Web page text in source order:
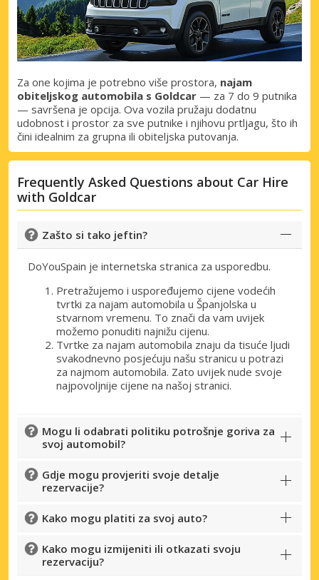
Prijava putem eLinka
Za one kojima je potrebno više prostora, najam
obiteljskog automobila s Goldcar — za 7 do 9 putnika
— savršena je opcija. Ova vozila pružaju dodatnu
udobnost i prostor za sve putnike i njihovu prtljagu, što ih
čini idealnim za grupna ili obiteljska putovanja.
Frequently Asked Questions about Car Hire
with Goldcar
Zašto si tako jeftin?
DoYouSpain je internetska stranica za usporedbu.
Pretražujemo i uspoređujemo cijene vodećih
tvrtki za najam automobila u Španjolska u
stvarnom vremenu. To znači da vam uvijek
možemo ponuditi najnižu cijenu.
Tvrtke za najam automobila znaju da tisuće ljudi
svakodnevno posjećuju našu stranicu u potrazi
za najmom automobila. Zato uvijek nude svoje
najpovoljnije cijene na našoj stranici.
Mogu li odabrati politiku potrošnje goriva za
svoj automobil?
Gdje mogu provjeriti svoje detalje
rezervacije?
Kako mogu platiti za svoj auto?
Kako mogu izmijeniti ili otkazati svoju
rezervaciju?